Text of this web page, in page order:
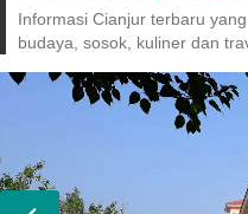
Informasi Cianjur terbaru
budaya, sosok, kuliner dan